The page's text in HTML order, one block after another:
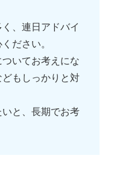
、連日アドバイ
ださい。
いてお考えにな
もしっかりと対
と、長期でお考